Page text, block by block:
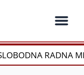
RADNA